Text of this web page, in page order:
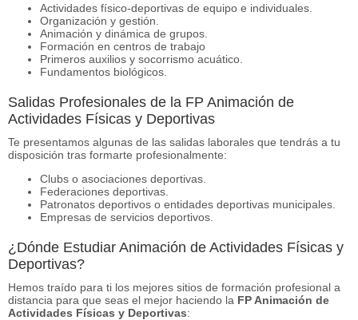
Actividades físico-deportivas de equipo e individuales.
Organización y gestión.
Animación y dinámica de grupos.
Formación en centros de trabajo
Primeros auxilios y socorrismo acuático.
Fundamentos biológicos.
Salidas Profesionales de la FP Animación de
Actividades Físicas y Deportivas
Te presentamos algunas de las salidas laborales que tendrás a tu
disposición tras formarte profesionalmente:
Clubs o asociaciones deportivas.
Federaciones deportivas.
Patronatos deportivos o entidades deportivas municipales.
Empresas de servicios deportivos.
¿Dónde Estudiar Animación de Actividades Físicas y
Deportivas?
Hemos traído para ti los mejores sitios de formación profesional a
distancia para que seas el mejor haciendo la FP Animación de
Actividades Físicas y Deportivas: